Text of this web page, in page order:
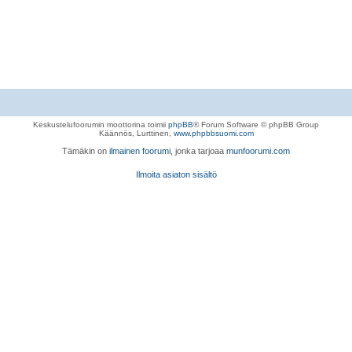
Keskustelufoorumin moottorina toimii phpBB® Forum Software © phpBB Group
Käännös, Lurttinen, www.phpbbsuomi.com
Tämäkin on ilmainen foorumi , jonka tarjoaa munfoorumi.com
Ilmoita asiaton sisältö